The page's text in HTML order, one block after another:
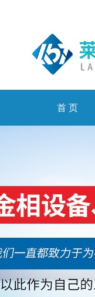
首 页